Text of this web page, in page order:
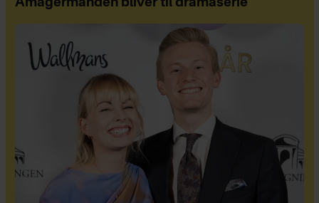
Amagermanden bliver til dramaserie